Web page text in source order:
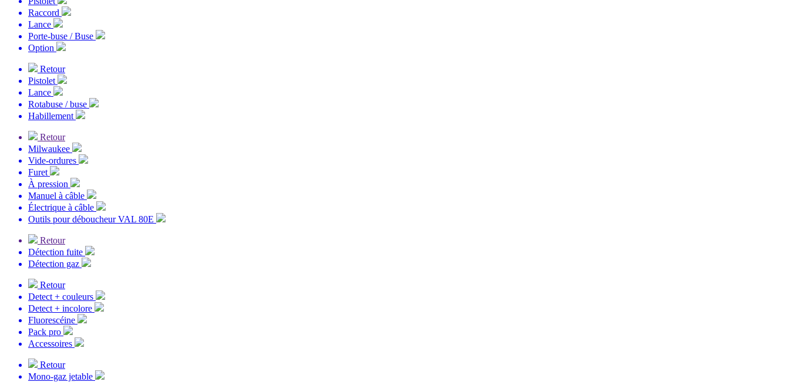
Raccord
Lance
Porte-buse / Buse
Option
Retour
Pistolet
Lance
Rotabuse / buse
Habillement
Retour
Milwaukee
Vide-ordures
Furet
À pression
Manuel à câble
Électrique à câble
Outils pour déboucheur VAL 80E
Retour
Détection fuite
Détection gaz
Retour
Detect + couleurs
Detect + incolore
Fluorescéine
Pack pro
Accessoires
Retour
Mono-gaz jetable